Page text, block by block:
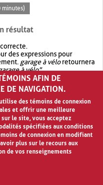
minutes)
résultat
des expressions pour
garage à véloretournera
à vélo".
avec OR.garage OR vélo
quegarage à vélo
AFIN DE
DE NAVIGATION.
des témoins de connexion
et offrir une meilleure
le site, vous acceptez
spécifiées aux conditions
de connexion en modifiant
plus sur le recours aux
de vos renseignements